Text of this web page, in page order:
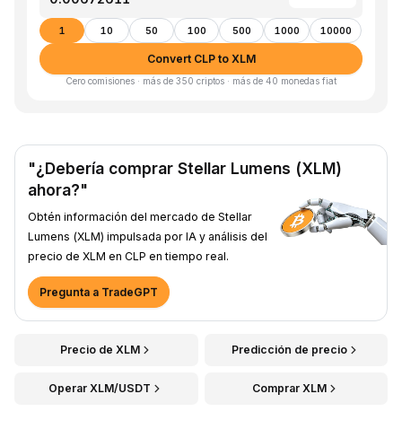
1 10 50 100 500 1000 10000
Convert CLP to XLM
Cero comisiones · más de 350 criptos · más de 40 monedas fiat
"¿Debería comprar Stellar Lumens (XLM)
ahora?"
Obtén información del mercado de Stellar
Lumens (XLM) impulsada por IA y análisis del
precio de XLM en CLP en tiempo real.
Pregunta a TradeGPT
Precio de XLM Predicción de precio
Operar XLM/USDT Comprar XLM